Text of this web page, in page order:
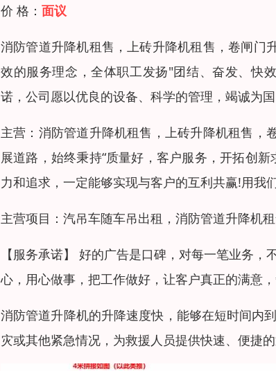
价 格： 面议
消防管道升降机租售，上砖升降机租售，卷闸门
效的服务理念，全体职工发扬"团结、奋发、快
诺，公司愿以优良的设备、科学的管理，竭诚为
主营：消防管道升降机租售，上砖升降机租售
展道路，始终秉持“质量好，客户服务，开拓创
力和追求，一定能够实现与客户的互利共赢!用我
主营项目：汽吊车随车吊出租，消防管道升降机
【服务承诺】 好的广告是口碑，对每一笔业务
心，用心做事，把工作做好，让客户真正的满意
消防管道升降机的升降速度快，能够在短时间内
灾或其他紧急情况，为救援人员提供快速、便捷的